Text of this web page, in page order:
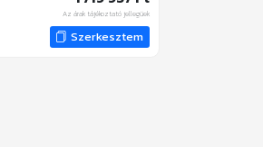
Az árak tájékoztató jellegűek
Szerkesztem